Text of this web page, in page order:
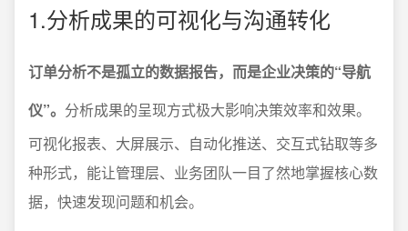
1.分析成果的可视化与沟通转化
订单分析不是孤立的数据报告，而是企业决策的“导航
仪”。 分析成果的呈现方式极大影响决策效率和效果。
可视化报表、大屏展示、自动化推送、交互式钻取等多
种形式，能让管理层、业务团队一目了然地掌握核心数
据，快速发现问题和机会。